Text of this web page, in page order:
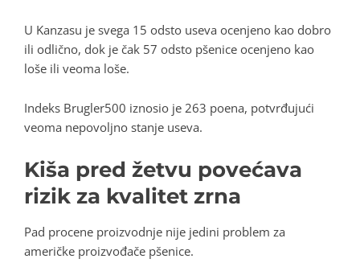
U Kanzasu je svega 15 odsto useva ocenjeno kao dobro
ili odlično, dok je čak 57 odsto pšenice ocenjeno kao
loše ili veoma loše.
Indeks Brugler500 iznosio je 263 poena, potvrđujući
veoma nepovoljno stanje useva.
Kiša pred žetvu povećava
rizik za kvalitet zrna
Pad procene proizvodnje nije jedini problem za
američke proizvođače pšenice.